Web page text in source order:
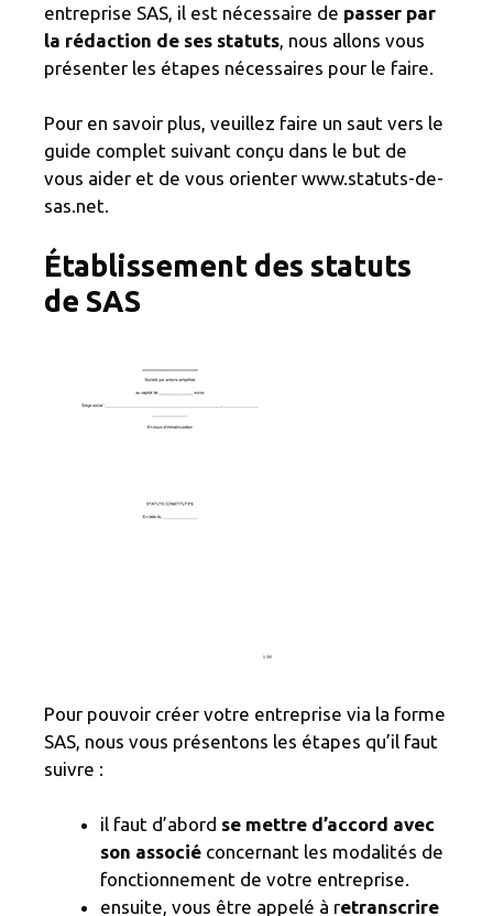
entreprise SAS, il est nécessaire de passer par
la rédaction de ses statuts , nous allons vous
présenter les étapes nécessaires pour le faire.
Pour en savoir plus, veuillez faire un saut vers le
guide complet suivant conçu dans le but de
vous aider et de vous orienter www.statuts-de-
sas.net.
Établissement des statuts
de SAS
Pour pouvoir créer votre entreprise via la forme
SAS, nous vous présentons les étapes qu’il faut
suivre :
il faut d’abord se mettre d’accord avec
son associé concernant les modalités de
fonctionnement de votre entreprise.
ensuite, vous être appelé à retranscrire